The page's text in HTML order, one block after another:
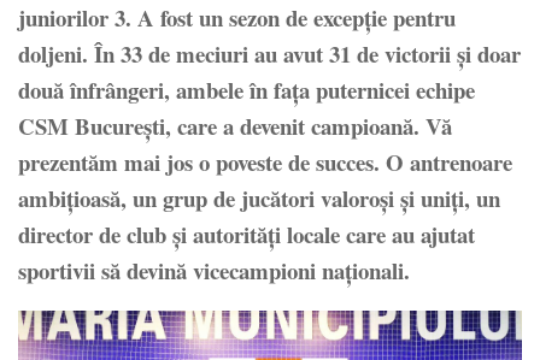
juniorilor 3. A fost un sezon de excepție pentru
doljeni. În 33 de meciuri au avut 31 de victorii și doar
două înfrângeri, ambele în fața puternicei echipe
CSM București, care a devenit campioană. Vă
prezentăm mai jos o poveste de succes. O antrenoare
ambițioasă, un grup de jucători valoroși și uniți, un
director de club și autorități locale care au ajutat
sportivii să devină vicecampioni naționali.